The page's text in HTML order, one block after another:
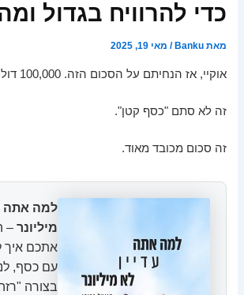
כדי להרוויח בגדול
מאתBanku
/ מאי 19, 2025
אוקיי, אז הנחיתם על הסכום הזה. 100,000 דולר.
זה לא סתם "כסף קטן".
זה סכום מכובד מאוד.
למה אתה
מיליונר –
אתכם איך
עם כסף,
בצורה